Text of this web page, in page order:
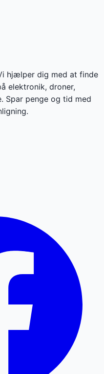
hjælper dig med at finde
elektronik, droner,
Spar penge og tid med